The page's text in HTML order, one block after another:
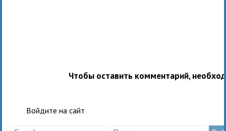
Чтобы оставить комментарий,
Войдите на сайт